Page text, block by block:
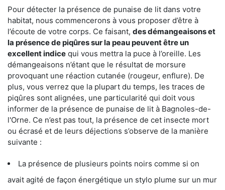
Pour détecter la présence de punaise de lit dans votre
habitat, nous commencerons à vous proposer d’être à
l’écoute de votre corps. Ce faisant, des démangeaisons et
la présence de piqûres sur la peau peuvent être un
excellent indice qui vous mettra la puce à l’oreille. Les
démangeaisons n’étant que le résultat de morsure
provoquant une réaction cutanée (rougeur, enflure). De
plus, vous verrez que la plupart du temps, les traces de
piqûres sont alignées, une particularité qui doit vous
informer de la présence de punaise de lit à Bagnoles-de-
l'Orne. Ce n’est pas tout, la présence de cet insecte mort
ou écrasé et de leurs déjections s’observe de la manière
suivante :
La présence de plusieurs points noirs comme si on
avait agité de façon énergétique un stylo plume sur un mur